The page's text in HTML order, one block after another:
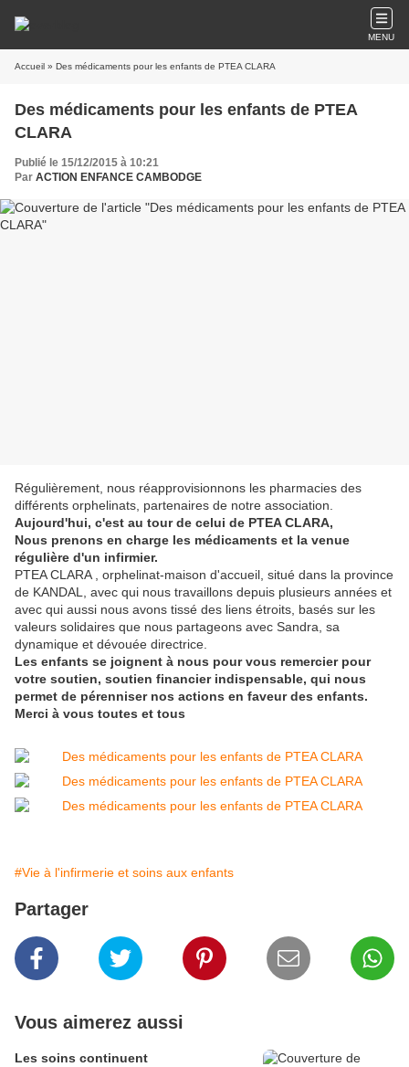
MENU
Accueil » Des médicaments pour les enfants de PTEA CLARA
Des médicaments pour les enfants de PTEA
CLARA
Publié le 15/12/2015 à 10:21
Par ACTION ENFANCE CAMBODGE
Régulièrement, nous réapprovisionnons les pharmacies des
différents orphelinats, partenaires de notre association.
Aujourd'hui, c'est au tour de celui de PTEA CLARA,
Nous prenons en charge les médicaments et la venue
régulière d'un infirmier.
PTEA CLARA , orphelinat-maison d'accueil, situé dans la province
de KANDAL, avec qui nous travaillons depuis plusieurs années et
avec qui aussi nous avons tissé des liens étroits, basés sur les
valeurs solidaires que nous partageons avec Sandra, sa
dynamique et dévouée directrice.
Les enfants se joignent à nous pour vous remercier pour
votre soutien, soutien financier indispensable, qui nous
permet de pérenniser nos actions en faveur des enfants.
Merci à vous toutes et tous
#Vie à l'infirmerie et soins aux enfants
Partager
Vous aimerez aussi
Les soins continuent